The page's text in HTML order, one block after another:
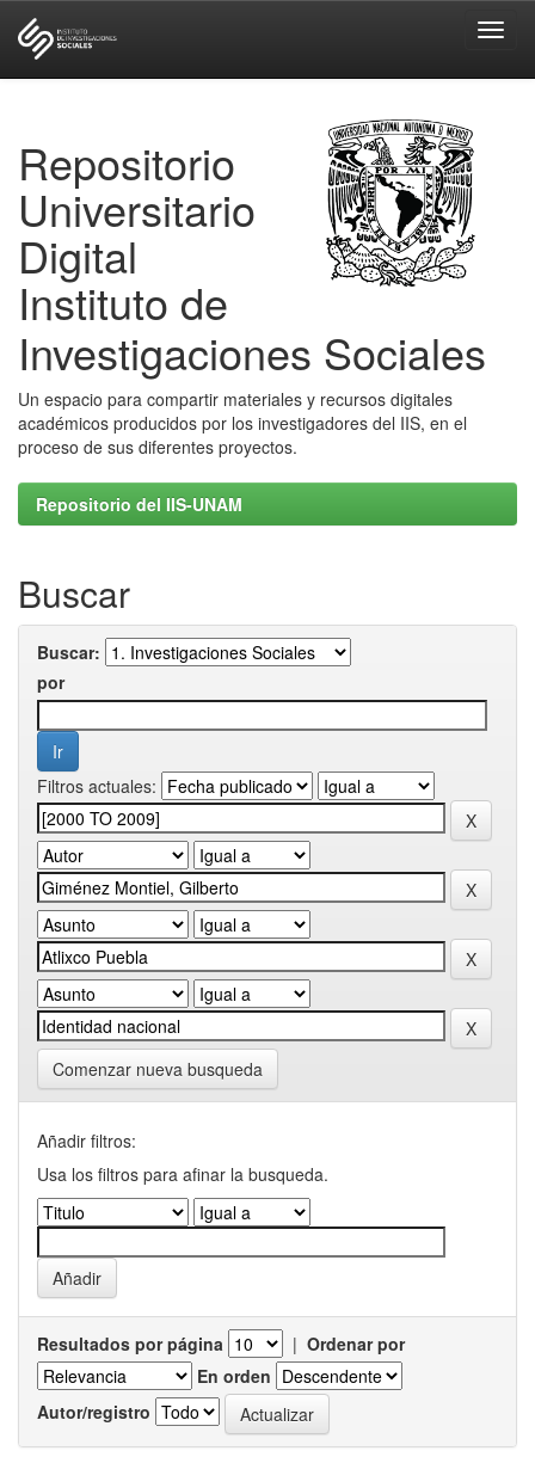
Repositorio
Universitario
Digital
Instituto de
Investigaciones Sociales
Un espacio para compartir materiales y recursos digitales
académicos producidos por los investigadores del IIS, en el
proceso de sus diferentes proyectos.
Repositorio del IIS-UNAM
Buscar
Buscar:
por
Filtros actuales:
Comenzar nueva busqueda
Añadir filtros:
Usa los filtros para afinar la busqueda.
Resultados por página | Ordenar por
En orden
Autor/registro